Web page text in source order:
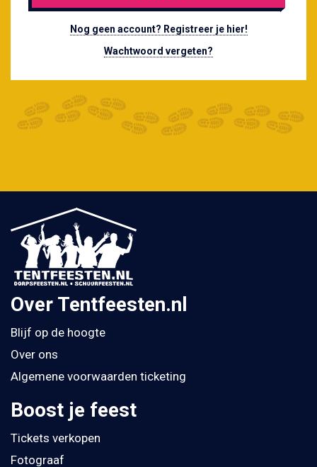
Nog geen account? Registreer je hier!
Wachtwoord vergeten?
Over Tentfeesten.nl
Blijf op de hoogte
Over ons
Algemene voorwaarden ticketing
Boost je feest
Tickets verkopen
Fotograaf